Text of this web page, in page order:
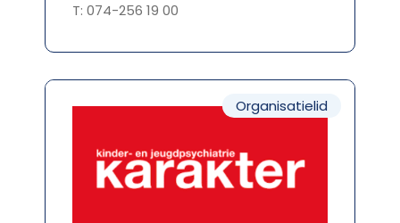
T: 074-256 19 00
Organisatielid